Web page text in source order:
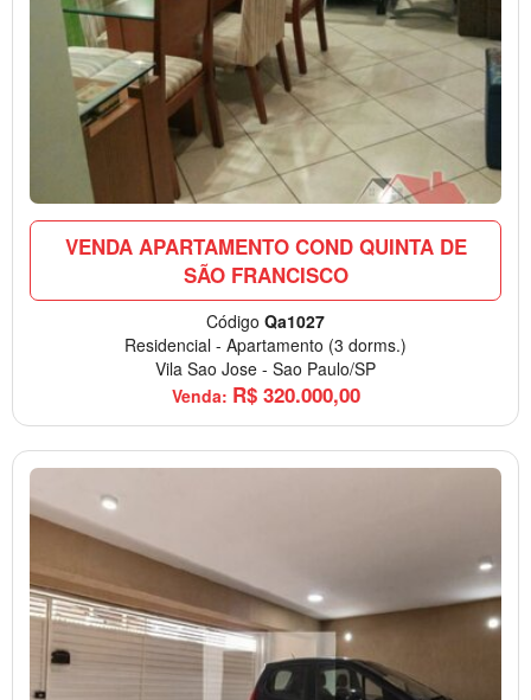
VENDA APARTAMENTO COND QUINTA DE
SÃO FRANCISCO
Código Qa1027
Residencial - Apartamento (3 dorms.)
Vila Sao Jose - Sao Paulo/SP
Venda: R$ 320.000,00